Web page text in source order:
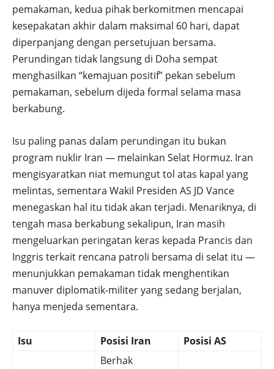
pemakaman, kedua pihak berkomitmen mencapai
kesepakatan akhir dalam maksimal 60 hari, dapat
diperpanjang dengan persetujuan bersama.
Perundingan tidak langsung di Doha sempat
menghasilkan “kemajuan positif” pekan sebelum
pemakaman, sebelum dijeda formal selama masa
berkabung.
Isu paling panas dalam perundingan itu bukan
program nuklir Iran — melainkan Selat Hormuz. Iran
mengisyaratkan niat memungut tol atas kapal yang
melintas, sementara Wakil Presiden AS JD Vance
menegaskan hal itu tidak akan terjadi. Menariknya, di
tengah masa berkabung sekalipun, Iran masih
mengeluarkan peringatan keras kepada Prancis dan
Inggris terkait rencana patroli bersama di selat itu —
menunjukkan pemakaman tidak menghentikan
manuver diplomatik-militer yang sedang berjalan,
hanya menjeda sementara.
Isu Posisi Iran Posisi AS
Berhak